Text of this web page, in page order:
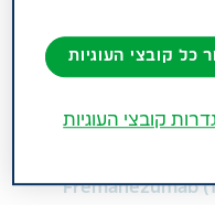
Fremanezumab
כל קובצי העוגיות
קובצי העוגיות